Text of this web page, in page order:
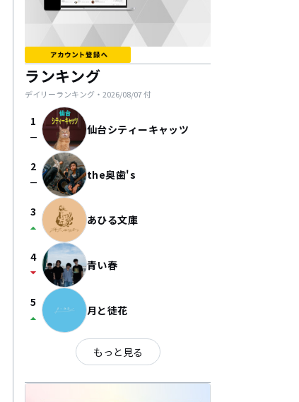
ランキング
デイリーランキング・ 2026/08/07付
1
check_indeterminate_small 仙台シティーキャッツ
2
check_indeterminate_small the奥歯's
3
arrow_drop_up あひる文庫
4
arrow_drop_down 青い春
5
arrow_drop_up 月と徒花
もっと見る